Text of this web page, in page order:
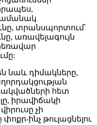
տրանսպորտում՝
առավելագույն
նաև դիմակները,
հետ
իրավիճակի
չի
ինչ թուլացնելու